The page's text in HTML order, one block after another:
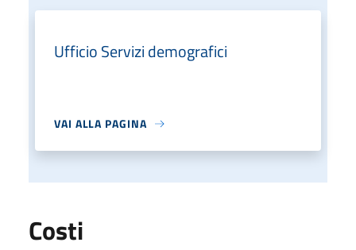
Ufficio Servizi demografici
VAI ALLA PAGINA
Costi